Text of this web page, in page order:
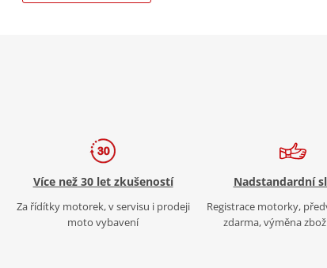
Více než 30 let zkušeností
Za řídítky motorek, v servisu i prodeji
moto vybavení
Nadstandardní
Registrace motorky,
zdarma, výměna